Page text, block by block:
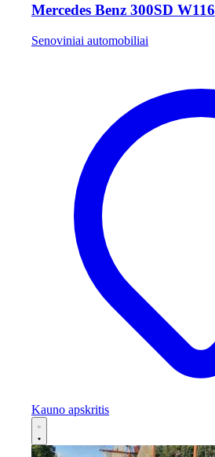
Mercedes Benz 300SD W116
Senoviniai automobiliai
Kauno apskritis